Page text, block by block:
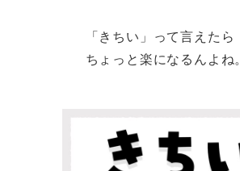
「きちい」って言えたら
ちょっと楽になるんよね。